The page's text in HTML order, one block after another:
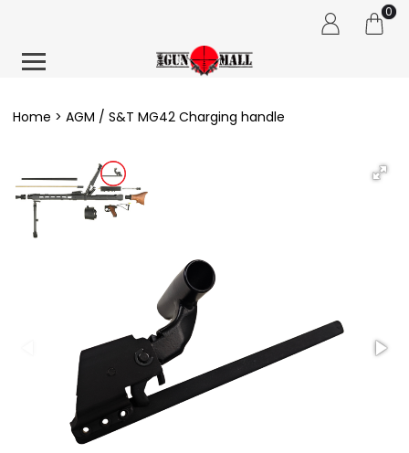
0
Home AGM / S&T MG42 Charging handle